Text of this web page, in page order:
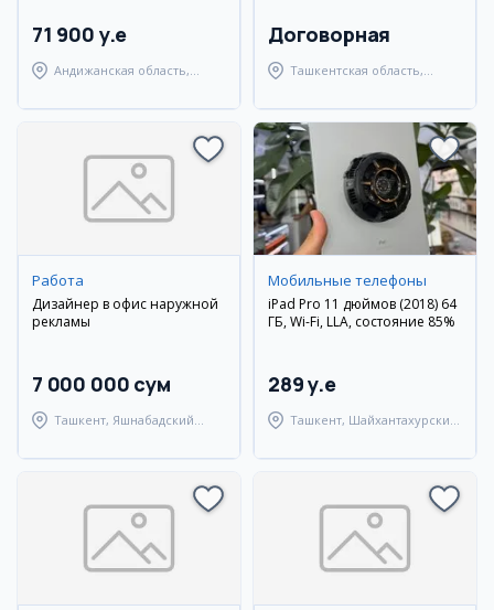
71 900 y.e
Андижанская область,
Договорная
Ташкентская область,
Работа
Дизайнер в офис наружной
рекламы
7 000 000 сум
Ташкент, Яшнабадский
Мобильные телефоны
iPad Pro 11 дюймов (2018) 64
ГБ, Wi-Fi, LLA, состояние 85%
289 y.e
Ташкент, Шайхантахурский